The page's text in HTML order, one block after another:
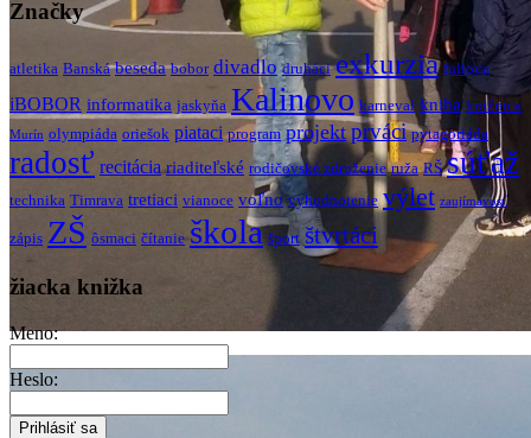
Značky
atletika Banská beseda bobor divadlo druháci exkurzia fullova
iBOBOR informatika jaskyňa Kalinovo karneval kniha knižnica
Murín olympiáda oriešok piataci program projekt prváci pytagoriáda
radosť recitácia riaditeľské rodičovské združenie ruža RŠ súťaž
technika Timrava tretiaci vianoce voľno vyhodnotenie výlet zaujímavosť
zápis ZŠ ôsmaci čítanie škola šport štvrtáci
žiacka knižka
Meno:
Heslo: